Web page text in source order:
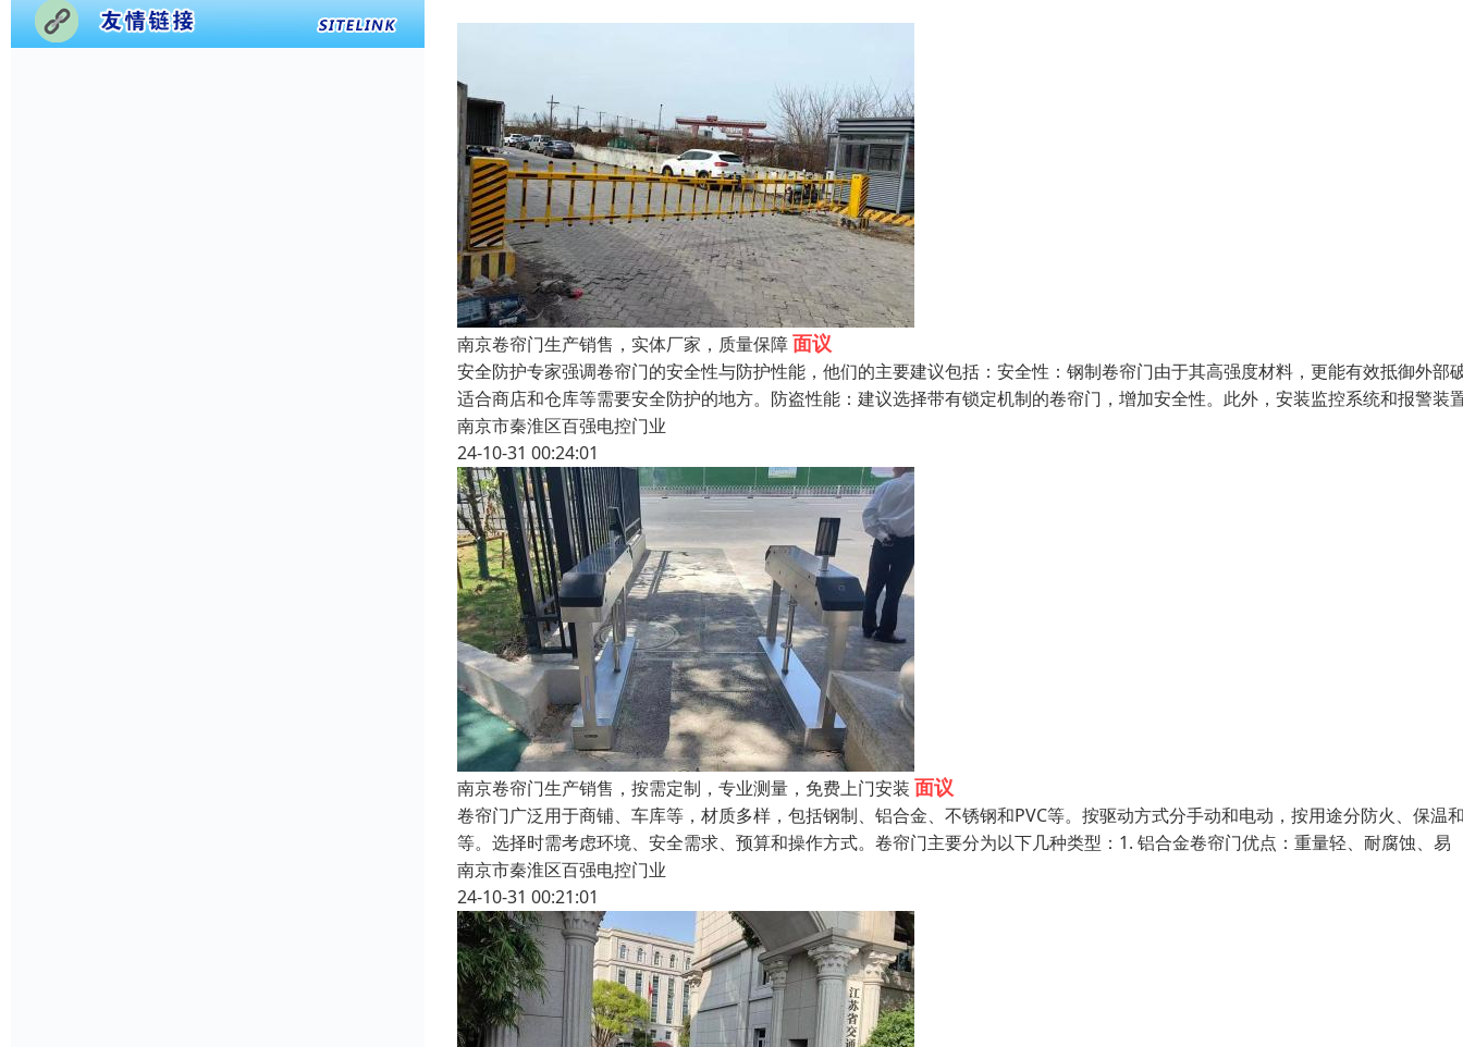
南京卷帘门生产销售，实体厂家，质量保障面议
安全防护专家强调卷帘门的安全性与防护性能，他们的主要建议包括：安全性：钢制卷帘门由于其高强度材料，更能有效抵御外部
适合商店和仓库等需要安全防护的地方。防盗性能：建议选择带有锁定机制的卷帘门，增加安全性。此外，安装监控系统和报警装
南京市秦淮区百强电控门业
24-10-31 00:24:01
南京卷帘门生产销售，按需定制，专业测量，免费上门安装 面议
卷帘门广泛用于商铺、车库等，材质多样，包括钢制、铝合金、不锈钢和PVC等。按驱动方式分手动和电动，按用途分防火、保温
等。选择时需考虑环境、安全需求、预算和操作方式。卷帘门主要分为以下几种类型：1. 铝合金卷帘门优点：重量轻、耐腐蚀、易
南京市秦淮区百强电控门业
24-10-31 00:21:01